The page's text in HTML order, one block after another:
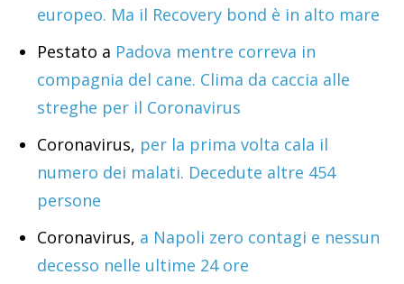
europeo. Ma il Recovery bond è in alto mare
Pestato a Padova mentre correva in
compagnia del cane. Clima da caccia alle
streghe per il Coronavirus
Coronavirus, per la prima volta cala il
numero dei malati. Decedute altre 454
persone
Coronavirus, a Napoli zero contagi e nessun
decesso nelle ultime 24 ore